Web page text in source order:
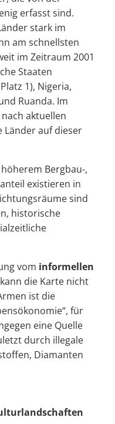
erfasst sind.
stark im
am schnellsten
im Zeitraum 2001
Staaten
1), Nigeria,
Ruanda. Im
aktuellen
Länder auf dieser
Bergbau-,
existieren in
sind
historische
vom informellen
die Karte nicht
ist die
für
eine Quelle
durch illegale
Diamanten